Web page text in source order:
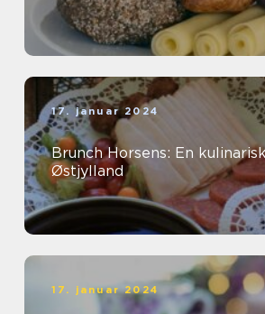
17. januar 2024
Brunch Horsens: En
Østjylland
17. januar 2024